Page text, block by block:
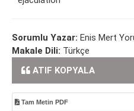
Sorumlu Yazar: Enis Mert
Makale Dili: Türkçe
ATIF KOPYALA
Tam Metin PDF